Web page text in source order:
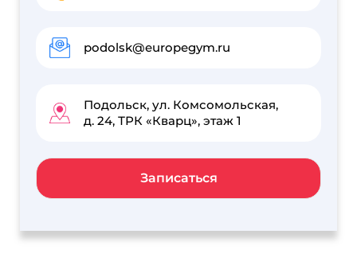
podolsk@europegym.ru
Подольск, ул. Комсомольская,
д. 24, ТРК «Кварц», этаж 1
Записаться